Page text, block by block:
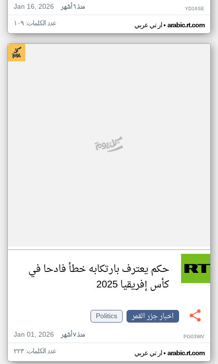
Jan 16, 2026
منذ ٦ أشهر YD16SE
ار تي عربي• arabic.rt.com عدد الكلمات: ١٠٩
حكم يعترف بارتكابه خطأ فادحا في
كأس إفريقيا 2025
اخبار جزر القمر
Politics
Jan 01, 2026
منذ ٧ أشهر PG03WV
ار تي عربي• arabic.rt.com عدد الكلمات: ٢٢٣